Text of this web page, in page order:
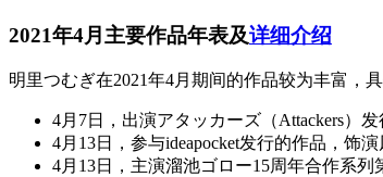
2021年4月主要作品年表及详细介绍
明里つむぎ在2021年4月期间的作品较为丰富，具
4月7日，出演アタッカーズ（Attackers）
4月13日，参与ideapocket发行的作品，饰
4月13日，主演溜池ゴロー15周年合作系